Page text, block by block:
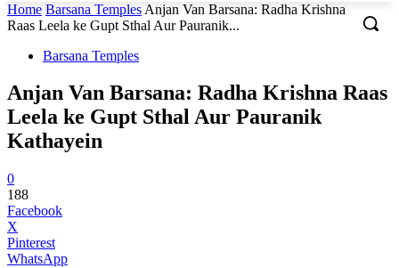
Home Barsana Temples Anjan Van Barsana: Radha Krishna
Raas Leela ke Gupt Sthal Aur Pauranik...
Barsana Temples
Anjan Van Barsana: Radha Krishna Raas
Leela ke Gupt Sthal Aur Pauranik
Kathayein
0
188
Facebook
X
Pinterest
WhatsApp